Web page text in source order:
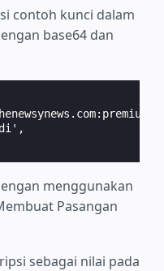
contoh kunci dalam
base64 dan
menggunakan
Pasangan
sebagai nilai pada